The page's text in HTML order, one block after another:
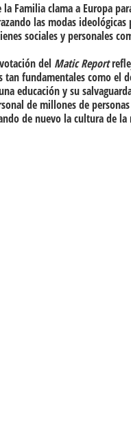
la Familia clama a Europa
las modas
sociales y personales
del Matic Report
tan fundamentales como el
educación y su
de millones de
de nuevo la cultura de